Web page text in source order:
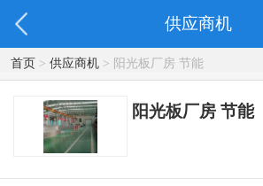
供应商机
首页> 供应商机> 阳光板厂房 节能
阳光板厂房 节能